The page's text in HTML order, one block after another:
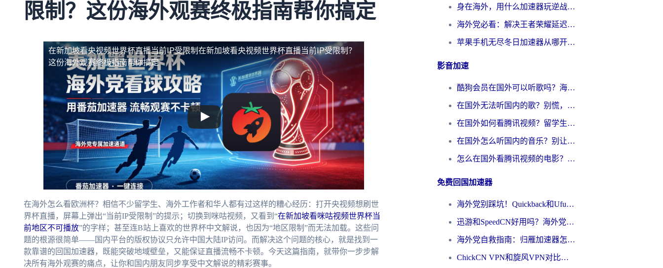
限制？这份海外观赛终极指南帮你搞定
在新加坡看央视频世界杯直播当前IP受限制 在新加坡看央视频世界杯直播当前IP受限制？
这份海外观赛终极指南帮你搞定
在海外怎么看欧洲杯？相信不少留学生、海外工作者和华人都有过这样的糟心经历：打开央视频想刷世
界杯直播，屏幕上弹出“当前IP受限制”的提示；切换到咪咕视频，又看到“在新加坡看咪咕视频世界杯当
前地区不可播放”的字样；甚至连B站上喜欢的世界杯中文解说，也因为“地区限制”而无法加载。这些问
题的根源很简单——国内平台的版权协议只允许中国大陆IP访问。而解决这个问题的核心，就是找到一
款靠谱的回国加速器，既能突破地域壁垒，又能保证直播流畅不卡顿。今天这篇指南，就带你一步步解
决所有海外观赛的痛点，让你和国内朋友同步享受中文解说的精彩赛事。
身在海外，用什么加速器玩逆战才能告别延迟？
海外党必看：解决王者荣耀延迟的加速器终极指南——从EVE到猫和老鼠，一个工具全搞定
苹果手机无尽冬日加速器从哪开启？海外玩家的冬日生存指南
影音加速
酷狗会员在国外可以听歌吗？海外党亲测有效：3步解决音乐权限难题
在国外无法听国内的歌？别慌，这样操作就能畅听QQ音乐（附亲测加速器推荐）
在国外如何看腾讯视频？留学生亲测有效的回国加速方案
在国外怎么听国内的音乐？别让版权限制断了你的华语歌单
怎么在国外看腾讯视频的电影？海外党亲测有效的回国加速指南
免费回国加速器
海外党别踩坑！Quickback和UfunR好用吗？选对回国加速器才能无缝刷国内资源
迅游和SpeedCN好用吗？海外党如何破解那道看不见的墙
海外党自救指南：归雁加速器怎么样？教你避开坑实现国内资源无缝访问
ChickCN VPN和旋风VPN对比哪个回国效果更好？海外用户的选择困境与出路